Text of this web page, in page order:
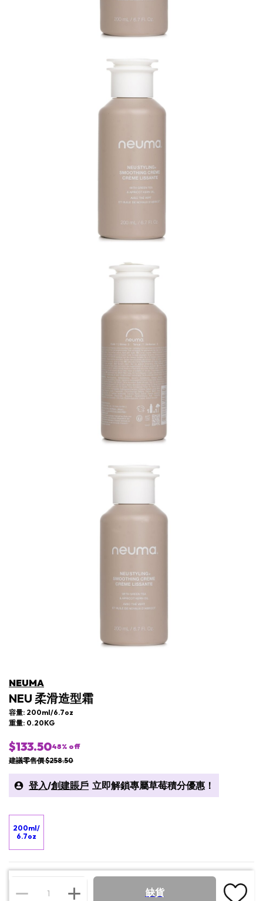
NEUMA
NEU 柔滑造型霜
容量: 200ml/6.7oz
重量: 0.20KG
$133.5048% off
建議零售價 $258.50
登入/創建賬戶 立即解鎖專屬草莓積分優惠！
200ml/
6.7oz
缺貨